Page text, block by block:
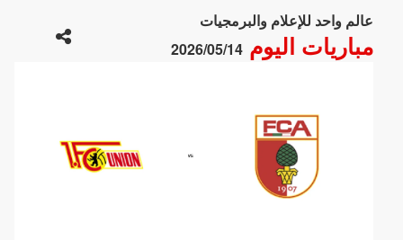
عالم واحد للإعلام والبرمجيات
مباريات اليوم2026/05/14